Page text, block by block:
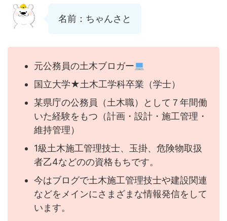
名前：ちゃんさと
元公務員の土木ブロガー
国立大学★土木工学科卒業（学士）
某県庁の公務員（土木職）として７年間働
いた経験をもつ（計画・設計・施工管理・
維持管理）
1級土木施工管理技士、玉掛、危険物取扱
者乙4などのの資格もちです。
今はブログで土木施工管理技士や建設関連
などをメインにさまざまな情報発信をして
います。